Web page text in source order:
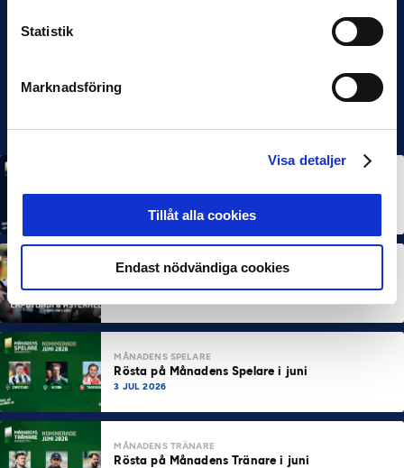
Statistik
Marknadsföring
Visa detaljer
Tillåt alla cookies
Endast nödvändiga cookies
Rösta på Månadens Spelare & Tränare i juli
7 AUG 2026
MÅNADENS SPELARE MÅNADENS TRÄNARE
MÅNADENS SPELARE
Rösta på Månadens Spelare i juni
3 JUL 2026
MÅNADENS TRÄNARE
Rösta på Månadens Tränare i juni